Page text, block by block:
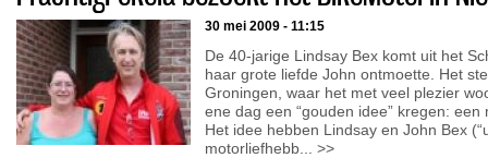
30 mei 2009 - 11:15
De 40-jarige Lindsay Bex komt uit het
haar grote liefde John ontmoette. Het
Groningen, waar het met veel plezier
ene dag een “gouden idee” kregen:
Het idee hebben Lindsay en John Bex
motorliefhebb... >>